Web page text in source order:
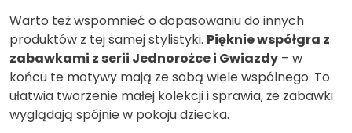
Warto też wspomnieć o dopasowaniu do innych
produktów z tej samej stylistyki. Pięknie współgra z
zabawkami z serii Jednorożce i Gwiazdy – w
końcu te motywy mają ze sobą wiele wspólnego. To
ułatwia tworzenie małej kolekcji i sprawia, że zabawki
wyglądają spójnie w pokoju dziecka.